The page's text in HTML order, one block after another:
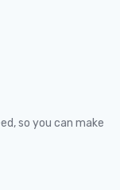
so you can make